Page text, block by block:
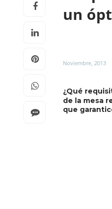
un
Noviembre, 2013
¿Qué
de la mesa
que